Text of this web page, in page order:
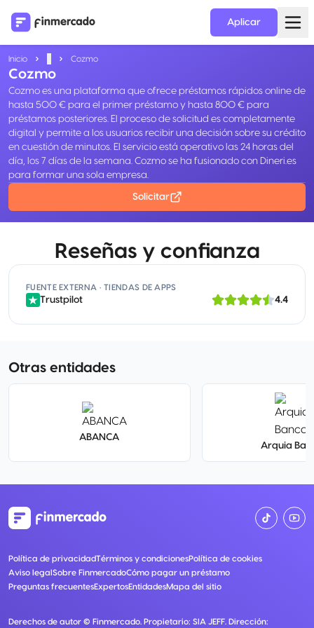
Aplicar
Inicio Cozmo
Cozmo
Cozmo es una plataforma que ofrece préstamos rápidos online de
hasta 500 € para el primer préstamo y hasta 800 € para
préstamos posteriores. El proceso de solicitud es completamente
digital y permite a los usuarios recibir una decisión sobre su crédito
en cuestión de minutos. El servicio está operativo las 24 horas del
día, los 7 días de la semana. Cozmo se ha fusionado con Dineri.es
para formar una sola empresa.
Solicitar
Reseñas y confianza
FUENTE EXTERNA · TIENDAS DE APPS
Trustpilot 4.4
Otras entidades
ABANCA
Arquia
Política de privacidadTérminos y condicionesPolítica de cookies
Aviso legalSobre FinmercadoCómo pagar un préstamo
Preguntas frecuentesExpertosEntidadesMapa del sitio
Derechos de autor © Finmercado. Propietario: SIA JEFF. Dirección: